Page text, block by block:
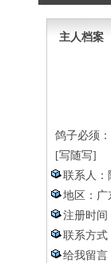
主人档案
鸽子必须
[写随写]
联系人：
地区： 广
注册时间
联系方式
给我留言